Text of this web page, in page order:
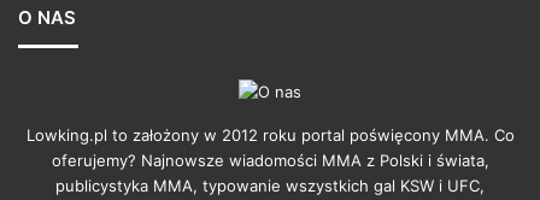
O NAS
Lowking.pl to założony w 2012 roku portal poświęcony MMA. Co
oferujemy? Najnowsze wiadomości MMA z Polski i świata,
publicystyka MMA, typowanie wszystkich gal KSW i UFC,